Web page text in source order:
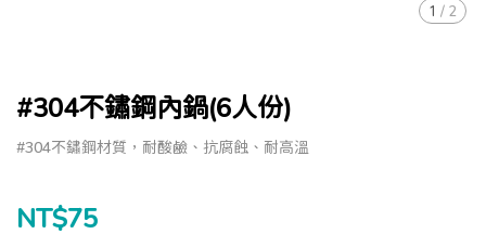
1 / 2
#304不鏽鋼內鍋(6人份)
#304不鏽鋼材質，耐酸鹼、抗腐蝕、耐高溫
NT$75